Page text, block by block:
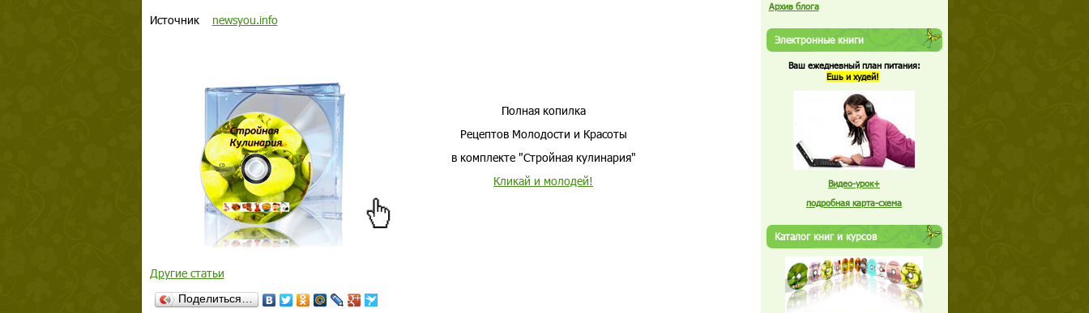
Источник newsyou.info
Полная копилка
Рецептов Молодости и Красоты
в комплекте "Стройная кулинария"
Кликай и молодей!
Другие статьи
Поделиться…
Архив блога
Электронные книги
Ваш ежедневный план питания:
Ешь и худей!
Видео-урок+
подробная карта-схема
Каталог книг и курсов